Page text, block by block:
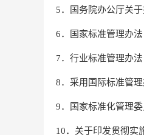
5．国务院办公厅关
6．国家标准管理办
7．行业标准管理办
8．采用国际标准管
9．国家标准化管理
10．关于印发贯彻实